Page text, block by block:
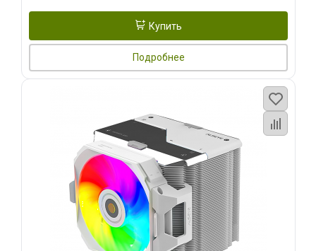
Купить
Подробнее